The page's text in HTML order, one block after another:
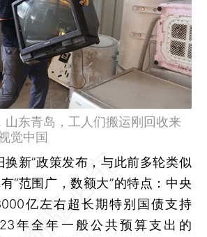
东青岛，工人们搬运刚回收来
觉中国
新”政策发布，与此前多轮类似
“范围广，数额大”的特点：中央
亿左右超长期特别国债支持
年全年一般公共预算支出的